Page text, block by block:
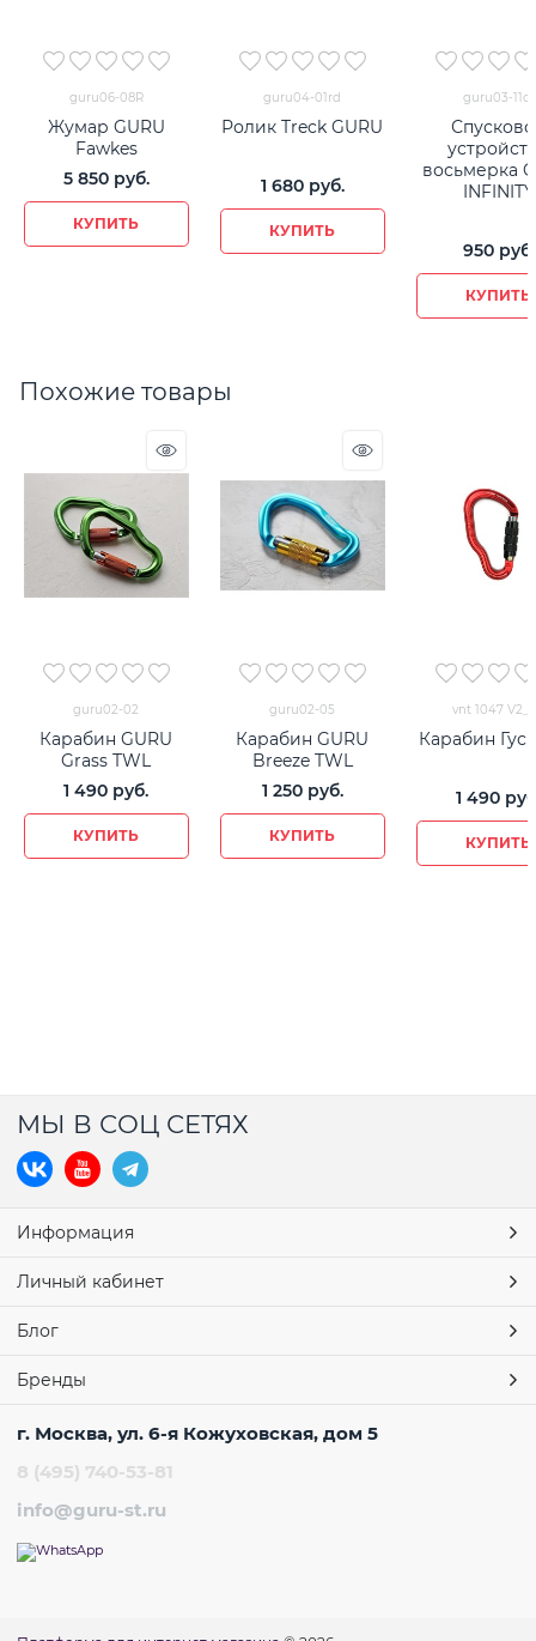
guru06-08R
Жумар GURU
Fawkes
5 850 руб.
КУПИТЬ
guru04-01rd
Ролик Treck GURU
1 680 руб.
КУПИТЬ
guru03-11or
восьмерка
INFINITY
950 руб.
КУПИТЬ
Похожие товары
guru02-02
Карабин GURU
Grass TWL
1 490 руб.
КУПИТЬ
guru02-05
Карабин GURU
Breeze TWL
1 250 руб.
КУПИТЬ
vnt 1047
Карабин
1 490
КУПИТЬ
МЫ В СОЦ СЕТЯХ
Информация
Личный кабинет
Блог
Бренды
г. Москва, ул. 6-я Кожуховская, дом 5
8 (495) 740-53-81
info@guru-st.ru